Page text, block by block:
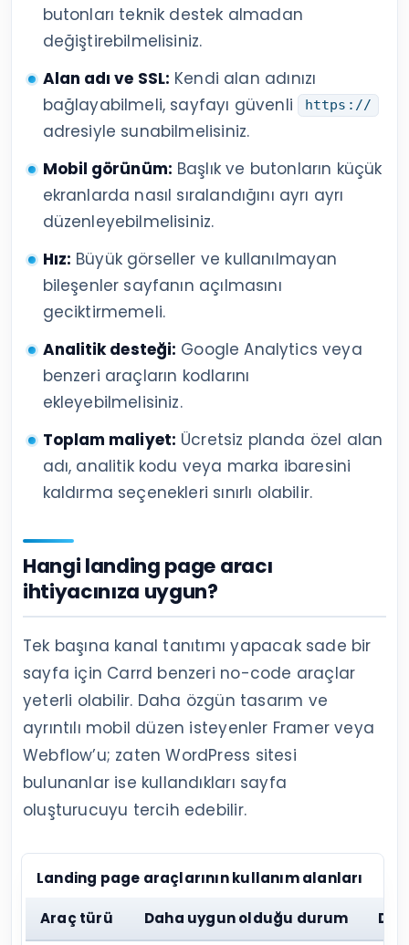
butonları teknik destek almadan
değiştirebilmelisiniz.
Alan adı ve SSL: Kendi alan adınızı
bağlayabilmeli, sayfayı güvenli
https://
adresiyle sunabilmelisiniz.
Mobil görünüm: Başlık ve butonların küçük
ekranlarda nasıl sıralandığını ayrı ayrı
düzenleyebilmelisiniz.
Hız: Büyük görseller ve kullanılmayan
bileşenler sayfanın açılmasını
geciktirmemeli.
Analitik desteği: Google Analytics veya
benzeri araçların kodlarını
ekleyebilmelisiniz.
Toplam maliyet: Ücretsiz planda özel alan
adı, analitik kodu veya marka ibaresini
kaldırma seçenekleri sınırlı olabilir.
Hangi landing page aracı
ihtiyacınıza uygun?
Tek başına kanal tanıtımı yapacak sade bir
sayfa için Carrd benzeri no-code araçlar
yeterli olabilir. Daha özgün tasarım ve
ayrıntılı mobil düzen isteyenler Framer veya
Webflow’u; zaten WordPress sitesi
bulunanlar ise kullandıkları sayfa
oluşturucuyu tercih edebilir.
Landing page araçlarının kullanım alanları
Araç türü Daha uygun olduğu durum